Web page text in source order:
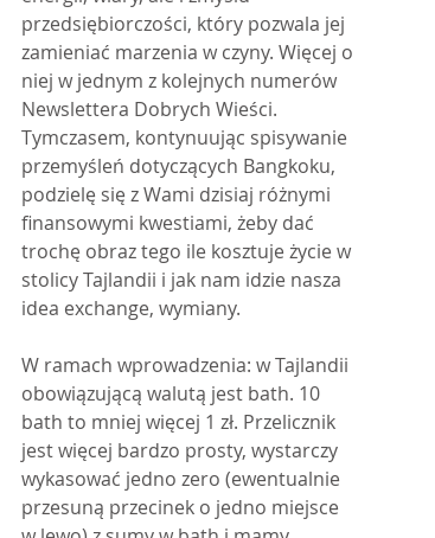
przedsiębiorczości, który pozwala jej
zamieniać marzenia w czyny. Więcej o
niej w jednym z kolejnych numerów
Newslettera Dobrych Wieści.
Tymczasem, kontynuując spisywanie
przemyśleń dotyczących Bangkoku,
podzielę się z Wami dzisiaj różnymi
finansowymi kwestiami, żeby dać
trochę obraz tego ile kosztuje życie w
stolicy Tajlandii i jak nam idzie nasza
idea exchange, wymiany.
W ramach wprowadzenia: w Tajlandii
obowiązującą walutą jest bath. 10
bath to mniej więcej 1 zł. Przelicznik
jest więcej bardzo prosty, wystarczy
wykasować jedno zero (ewentualnie
przesuną przecinek o jedno miejsce